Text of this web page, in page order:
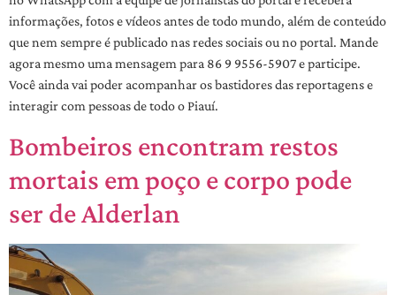
informações, fotos e vídeos antes de todo mundo, além de conteúdo
que nem sempre é publicado nas redes sociais ou no portal. Mande
agora mesmo uma mensagem para 86 9 9556-5907 e participe.
Você ainda vai poder acompanhar os bastidores das reportagens e
interagir com pessoas de todo o Piauí.
Bombeiros encontram restos
mortais em poço e corpo pode
ser de Alderlan